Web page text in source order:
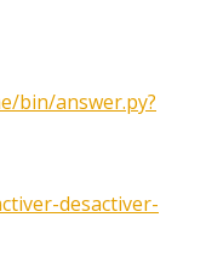
bin/answer.py?
desactiver-